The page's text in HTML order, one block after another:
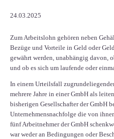
24.03.2025
Zum Arbeitslohn gehören neben
Bezüge und Vorteile in Geld oder
gewährt werden, unabhängig davon,
und ob es sich um laufende oder
In einem Urteilsfall
mehrere Jahre in einer GmbH als
bisherigen Gesellschafter der GmbH
Unternehmensnachfolge die von
fünf Arbeitnehmer der GmbH
war weder an Bedingungen oder